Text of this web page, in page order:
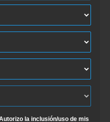
la inclusión/uso de mis